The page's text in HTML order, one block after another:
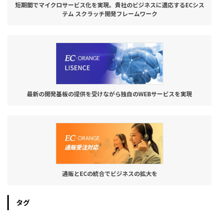
短期間でマイクロサービス化を実現。貴社のビジネスに適応するECシス
テム スクラッチ開発フレームワーク
最新の開発基板の提供を受けながら独自のWEBサービスを実現
通販とECの統合でビジネスの拡大を
タグ